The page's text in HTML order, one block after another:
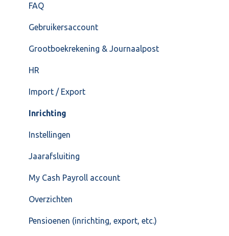
FAQ – Beëindiging CASH Lonen en overstap naar
FAQ
Gebruikersaccount
Grootboekrekening & Journaalpost
HR
Import / Export
Inrichting
Instellingen
Jaarafsluiting
My Cash Payroll account
Overzichten
Pensioenen (inrichting, export, etc.)